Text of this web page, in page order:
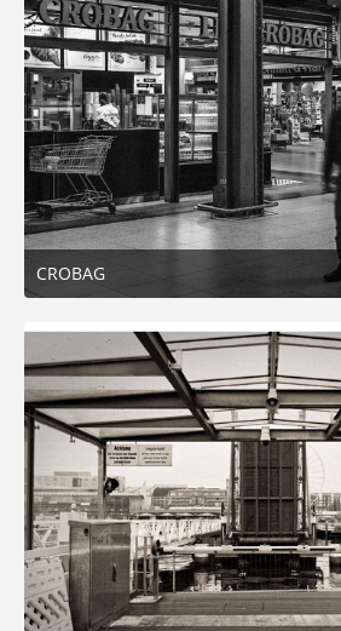
CROBAG
10. November 2025 um 23:44